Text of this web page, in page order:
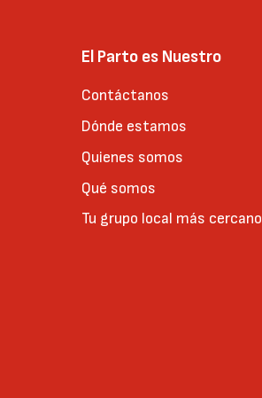
El Parto es Nuestro
Contáctanos
Dónde estamos
Quienes somos
Qué somos
Tu grupo local más cercano